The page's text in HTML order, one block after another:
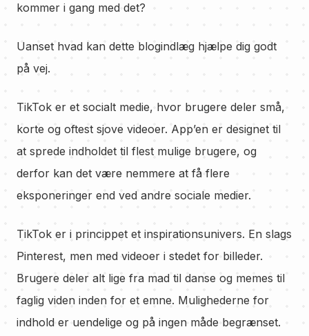
kommer i gang med det?
Uanset hvad kan dette blogindlæg hjælpe dig godt
på vej.
TikTok er et socialt medie, hvor brugere deler små,
korte og oftest sjove videoer. App’en er designet til
at sprede indholdet til flest mulige brugere, og
derfor kan det være nemmere at få flere
eksponeringer end ved andre sociale medier.
TikTok er i princippet et inspirationsunivers. En slags
Pinterest, men med videoer i stedet for billeder.
Brugere deler alt lige fra mad til danse og memes til
faglig viden inden for et emne. Mulighederne for
indhold er uendelige og på ingen måde begrænset.